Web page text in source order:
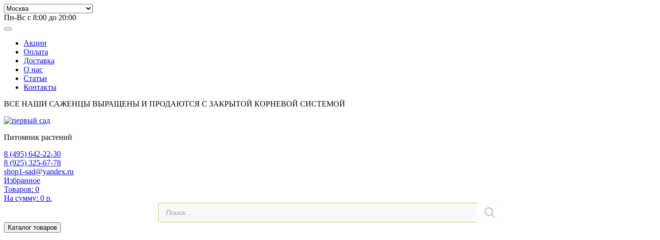
Пн-Вс с 8:00 до 20:00
Акции
Оплата
Доставка
О нас
Статьи
Контакты
ВСЕ НАШИ САЖЕНЦЫ ВЫРАЩЕНЫ И ПРОДАЮТСЯ С ЗАКРЫТОЙ КОРНЕВОЙ СИСТЕМОЙ
Питомник растений
8 (495) 642-22-30
8 (925) 325-67-78
shop1-sad@yandex.ru
Избранное
Товаров: 0
На сумму: 0 р.
Поиск
товаров
Каталог товаров